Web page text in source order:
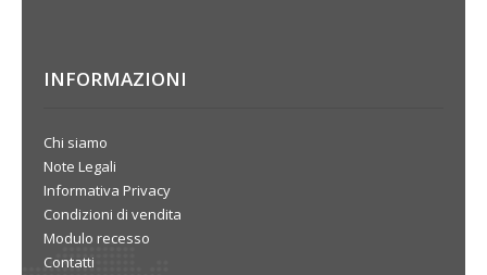
INFORMAZIONI
Chi siamo
Note Legali
Informativa Privacy
Condizioni di vendita
Modulo recesso
Contatti